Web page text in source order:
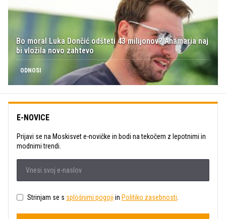
Bo moral Luka Dončić odšteti 43 milijonov? Anamaria naj
bi vložila novo zahtevo
ODNOSI
E-NOVICE
Prijavi se na Moskisvet e-novičke in bodi na tekočem z lepotnimi in
modnimi trendi.
Strinjam se s splošnimi pogoji in Politiko zasebnosti